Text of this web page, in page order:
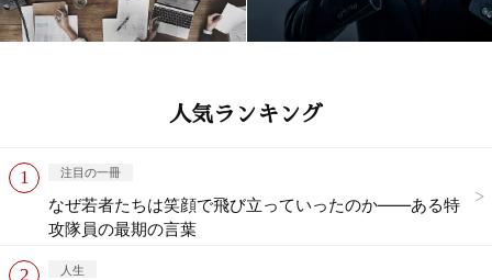
人気ランキング
注目の一冊
なぜ若者たちは笑顔で飛び立っていったのか——ある特
攻隊員の最期の言葉
人生